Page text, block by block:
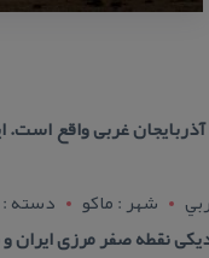
غربی واقع
شهر : ماکو
دسته :
نقطه صفر مرزی ایران